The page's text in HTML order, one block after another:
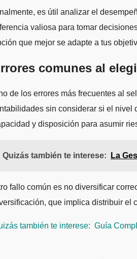
es útil analizar el
valiosa para tomar
que mejor se adapte a tus
comunes al
de los errores más frecuentes al
sin considerar si el nivel
y disposición para asumir
Quizás también te interese: La
fallo común es no diversificar
que implica distribuir el
también te interese: Guía